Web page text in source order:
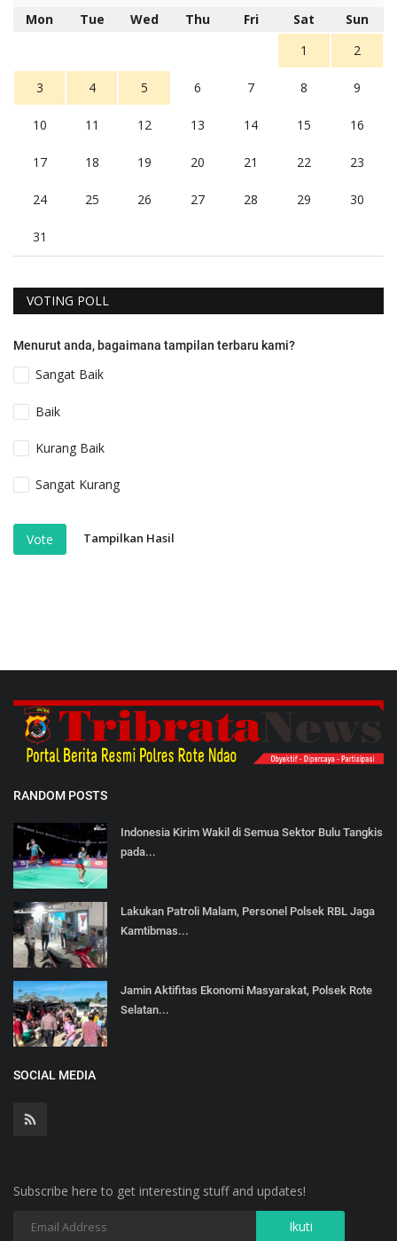
Mon Tue Wed Thu Fri Sat
Sun
1
2
3 4 5 6 7 8 9
10 11 12 13 14 15 16
17 18 19 20 21 22 23
24 25 26 27 28 29 30
31
VOTING POLL
Menurut anda, bagaimana tampilan terbaru kami?
Sangat Baik
Baik
Kurang Baik
Sangat Kurang
Vote Tampilkan Hasil
RANDOM POSTS
Indonesia Kirim Wakil di Semua Sektor Bulu Tangkis
pada...
Lakukan Patroli Malam, Personel Polsek RBL Jaga
Kamtibmas...
Jamin Aktifitas Ekonomi Masyarakat, Polsek Rote
Selatan...
SOCIAL MEDIA
Subscribe here to get interesting stuff and updates!